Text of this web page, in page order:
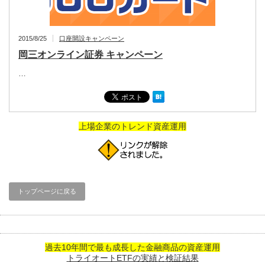
2015/8/25 口座開設キャンペーン
岡三オンライン証券 キャンペーン
…
上場企業のトレンド資産運用
トップページに戻る
過去10年間で最も成長した金融商品の資産運用
トライオートETFの実績と検証結果